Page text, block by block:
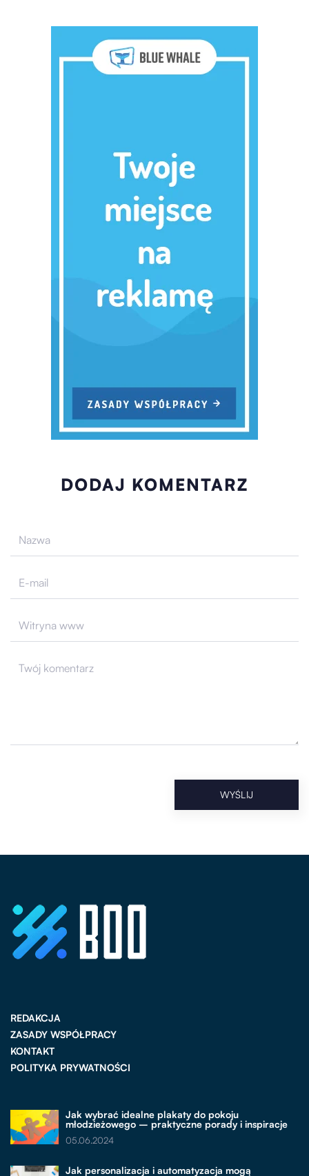
DODAJ KOMENTARZ
REDAKCJA
ZASADY WSPÓŁPRACY
KONTAKT
POLITYKA PRYWATNOŚCI
Jak wybrać idealne plakaty do pokoju
młodzieżowego – praktyczne porady i inspiracje
05.06.2024
Jak personalizacja i automatyzacja mogą